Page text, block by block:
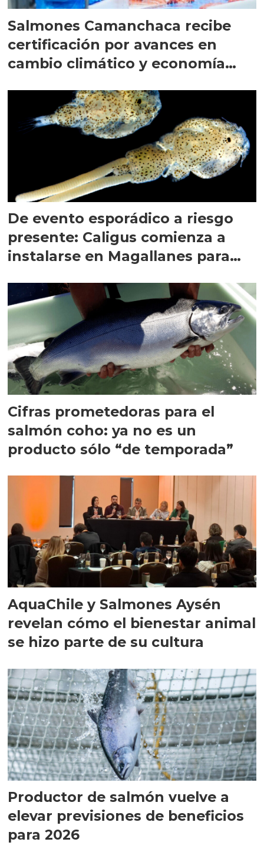
Salmones Camanchaca recibe
certificación por avances en
cambio climático y economía
De evento esporádico a riesgo
presente: Caligus comienza a
instalarse en Magallanes para
Cifras prometedoras para el
salmón coho: ya no es un
producto sólo “de temporada”
AquaChile y Salmones Aysén
revelan cómo el bienestar animal
se hizo parte de su cultura
Productor de salmón vuelve a
elevar previsiones de beneficios
para 2026